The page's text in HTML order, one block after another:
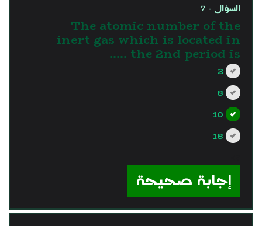
السؤال - 7
The atomic number of the
inert gas which is located in
the 2nd period is …..
2
8
10
18
إجابة صحيحة